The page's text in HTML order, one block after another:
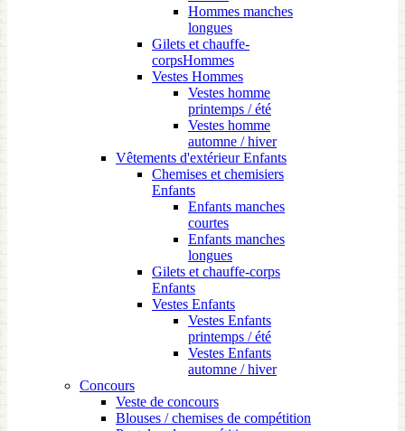
Hommes manches
longues
Gilets et chauffe-
corpsHommes
Vestes Hommes
Vestes homme
printemps / été
Vestes homme
automne / hiver
Vêtements d'extérieur Enfants
Chemises et chemisiers
Enfants
Enfants manches
courtes
Enfants manches
longues
Gilets et chauffe-corps
Enfants
Vestes Enfants
Vestes Enfants
printemps / été
Vestes Enfants
automne / hiver
Concours
Veste de concours
Blouses / chemises de compétition